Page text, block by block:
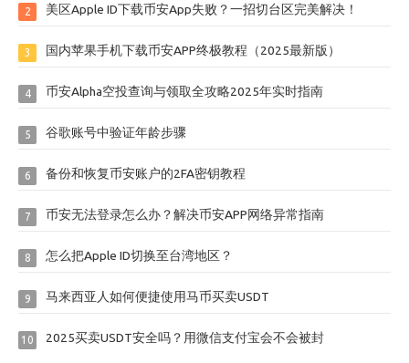
2 美区Apple ID下载币安App失败？一招切台区完美解决！
3 国内苹果手机下载币安APP终极教程（2025最新版）
4 币安Alpha空投查询与领取全攻略2025年实时指南
5 谷歌账号中验证年龄步骤
6 备份和恢复币安账户的2FA密钥教程
7 币安无法登录怎么办？解决币安APP网络异常指南
8 怎么把Apple ID切换至台湾地区？
9 马来西亚人如何便捷使用马币买卖USDT
10 2025买卖USDT安全吗？用微信支付宝会不会被封